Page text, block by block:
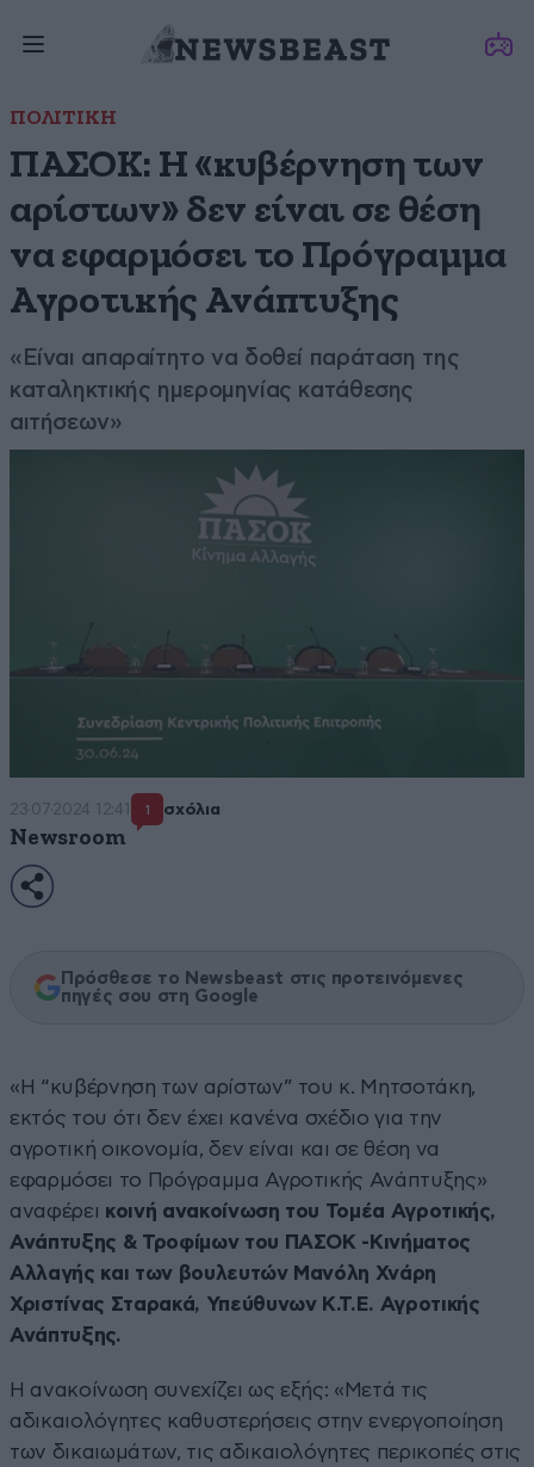
ΠΟΛΙΤΙΚΗ
ΠΑΣΟΚ: Η «κυβέρνηση των
αρίστων» δεν είναι σε θέση
να εφαρμόσει το Πρόγραμμα
Αγροτικής Ανάπτυξης
«Είναι απαραίτητο να δοθεί παράταση της
καταληκτικής ημερομηνίας κατάθεσης
αιτήσεων»
23·07·2024 12:41 1 σχόλια
Newsroom
Πρόσθεσε το Newsbeast στις προτεινόμενες
πηγές σου στη Google
«Η “κυβέρνηση των αρίστων” του κ. Μητσοτάκη,
εκτός του ότι δεν έχει κανένα σχέδιο για την
αγροτική οικονομία, δεν είναι και σε θέση να
εφαρμόσει το Πρόγραμμα Αγροτικής Ανάπτυξης»
αναφέρει κοινή ανακοίνωση του Τομέα Αγροτικής,
Ανάπτυξης & Τροφίμων του ΠΑΣΟΚ -Κινήματος
Αλλαγής και των βουλευτών Μανόλη Χνάρη
Χριστίνας Σταρακά, Υπεύθυνων Κ.Τ.Ε. Αγροτικής
Ανάπτυξης.
Η ανακοίνωση συνεχίζει ως εξής: «Μετά τις
αδικαιολόγητες καθυστερήσεις στην ενεργοποίηση
των δικαιωμάτων, τις αδικαιολόγητες περικοπές στις